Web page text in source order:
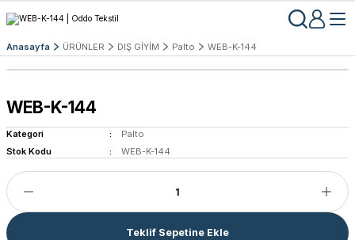
Anasayfa ÜRÜNLER DIŞ GİYİM Palto WEB-K-144
WEB-K-144
Kategori
Palto
Stok Kodu
WEB-K-144
Teklif Sepetine Ekle